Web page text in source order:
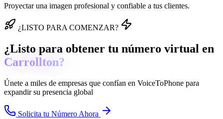
Proyectar una imagen profesional y confiable a tus clientes.
¿LISTO PARA COMENZAR?
¿Listo para obtener tu número virtual en
Carrollton?
Únete a miles de empresas que confían en VoiceToPhone para
expandir su presencia global
Solicita tu Número Ahora